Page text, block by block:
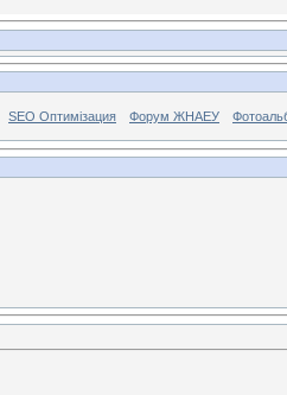
SEO Оптимізация Форум ЖНАЕУ